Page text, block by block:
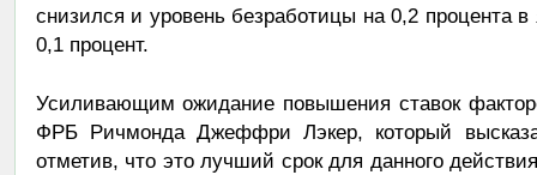
снизился и уровень безработицы на 0,2 процента
0,1 процент.
Усиливающим ожидание повышения ставок
ФРБ Ричмонда Джеффри Лэкер, который
отметив, что это лучший срок для данного